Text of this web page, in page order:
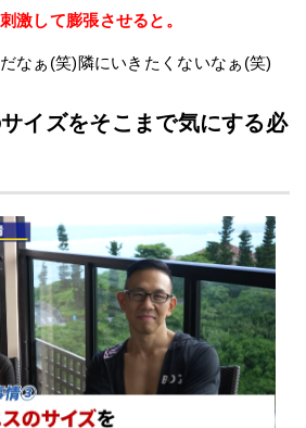
激して膨張させると。
なぁ(笑)隣にいきたくないなぁ(笑)
イズをそこまで気にする必